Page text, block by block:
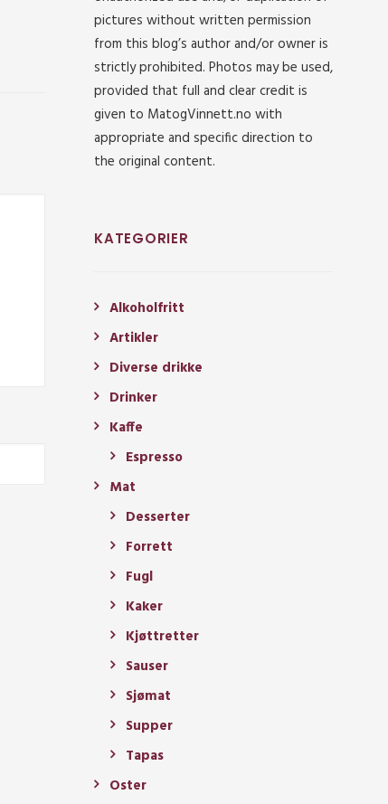
pictures without written permission
from this blog’s author and/or owner is
strictly prohibited. Photos may be used,
provided that full and clear credit is
given to MatogVinnett.no with
appropriate and specific direction to
the original content.
KATEGORIER
Alkoholfritt
Artikler
Diverse drikke
Drinker
Kaffe
Espresso
Mat
Desserter
Forrett
Fugl
Kaker
Kjøttretter
Sauser
Sjømat
Supper
Tapas
Oster